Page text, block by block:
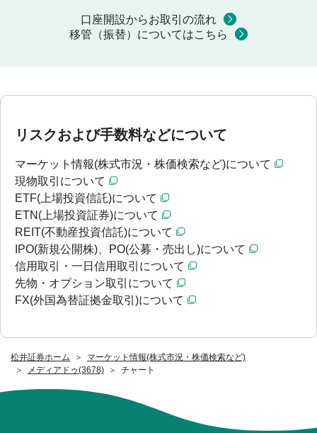
松井証券ホーム
マーケット情報(株式市況・株価検索など)
メディアドゥ(3678)
チャート
口座開設からお取引の流れ
移管（振替）についてはこちら
リスクおよび手数料などについて
マーケット情報(株式市況・株価検索など)について
現物取引について
ETF(上場投資信託)について
ETN(上場投資証券)について
REIT(不動産投資信託)について
IPO(新規公開株)、PO(公募・売出し)について
信用取引・一日信用取引について
先物・オプション取引について
FX(外国為替証拠金取引)について